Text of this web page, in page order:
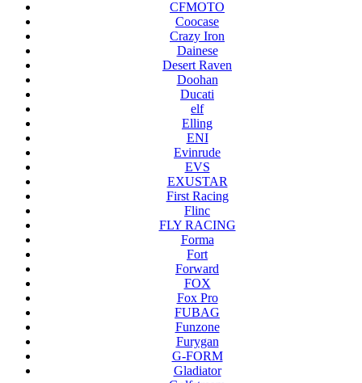
CFMOTO
Coocase
Crazy Iron
Dainese
Desert Raven
Doohan
Ducati
elf
Elling
ENI
Evinrude
EVS
EXUSTAR
First Racing
Flinc
FLY RACING
Forma
Fort
Forward
FOX
Fox Pro
FUBAG
Funzone
Furygan
G-FORM
Gladiator